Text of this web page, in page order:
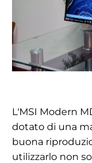
L'MSI Modern
dotato di una
buona
utilizzarlo non